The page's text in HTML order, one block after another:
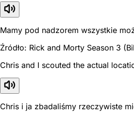
Mamy pod nadzorem wszystkie
Źródło: Rick and Morty Season 3
Chris and I scouted the actual
Chris i ja zbadaliśmy rzeczywiste